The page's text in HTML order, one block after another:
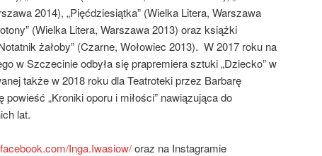
2014), „Pięćdziesiątka” (Wielka Litera, Warszawa
(Wielka Litera, Warszawa 2013) oraz książki
żałoby” (Czarne, Wołowiec 2013). W 2017 roku na
w Szczecinie odbyła się prapremiera sztuki „Dziecko” w
także w 2018 roku dla Teatroteki przez Barbarę
powieść „Kroniki oporu i miłości” nawiązująca do
lat.
Inga.Iwasiow/oraz na Instagramie